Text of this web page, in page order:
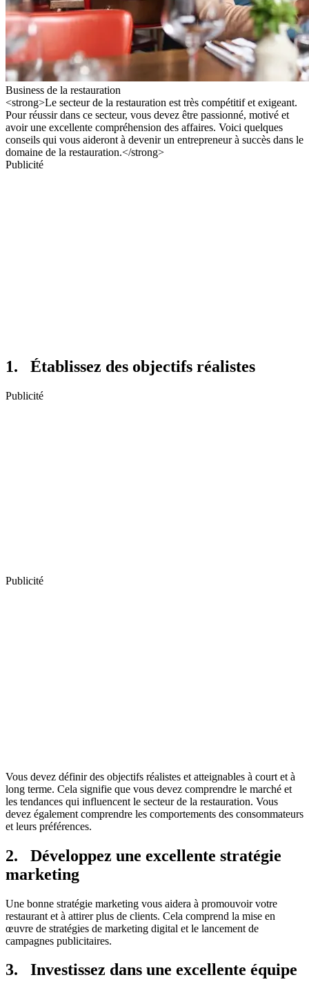
Business de la restauration
<strong>Le secteur de la restauration est très compétitif et exigeant.
Pour réussir dans ce secteur, vous devez être passionné, motivé et
avoir une excellente compréhension des affaires. Voici quelques
conseils qui vous aideront à devenir un entrepreneur à succès dans le
domaine de la restauration.</strong>
Publicité
1. Établissez des objectifs réalistes
Publicité
Publicité
Vous devez définir des objectifs réalistes et atteignables à court et à
long terme. Cela signifie que vous devez comprendre le marché et
les tendances qui influencent le secteur de la restauration. Vous
devez également comprendre les comportements des consommateurs
et leurs préférences.
2. Développez une excellente stratégie
marketing
Une bonne stratégie marketing vous aidera à promouvoir votre
restaurant et à attirer plus de clients. Cela comprend la mise en
œuvre de stratégies de marketing digital et le lancement de
campagnes publicitaires.
3. Investissez dans une excellente équipe